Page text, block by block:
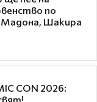
по
Мадона, Шакира
CON 2026: